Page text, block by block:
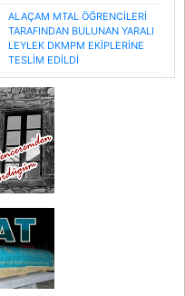
ALAÇAM MTAL ÖĞRENCİLERİ
TARAFINDAN BULUNAN YARALI
LEYLEK DKMPM EKİPLERİNE
TESLİM EDİLDİ